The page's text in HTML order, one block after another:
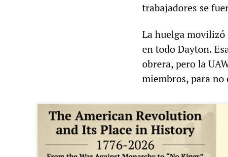
trabajadores se
La huelga movilizó
en todo Dayton.
obrera, pero la
miembros, para no